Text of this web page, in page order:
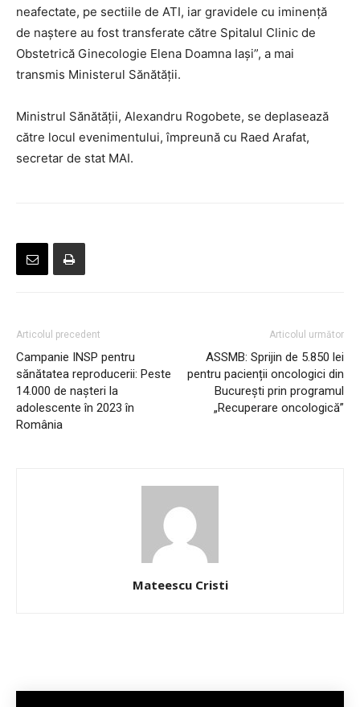
neafectate, pe sectiile de ATI, iar gravidele cu iminență
de naștere au fost transferate către Spitalul Clinic de
Obstetrică Ginecologie Elena Doamna Iași”, a mai
transmis Ministerul Sănătății.
Ministrul Sănătății, Alexandru Rogobete, se deplasează
către locul evenimentului, împreună cu Raed Arafat,
secretar de stat MAI.
Articolul precedent
Campanie INSP pentru
sănătatea reproducerii: Peste
14.000 de nașteri la
adolescente în 2023 în
România
Articolul următor
ASSMB: Sprijin de 5.850 lei
pentru pacienții oncologici din
București prin programul
„Recuperare oncologică”
Mateescu Cristi